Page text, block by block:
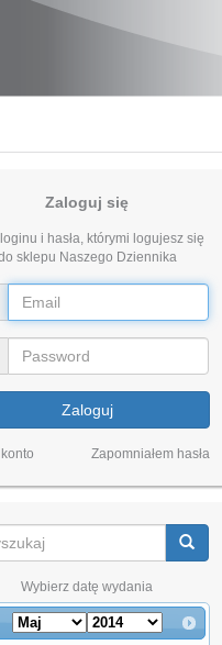
Zaloguj się
i hasła, którymi logujesz się
sklepu Naszego Dziennika
Zaloguj
Zapomniałem hasła
Wybierz datę wydania